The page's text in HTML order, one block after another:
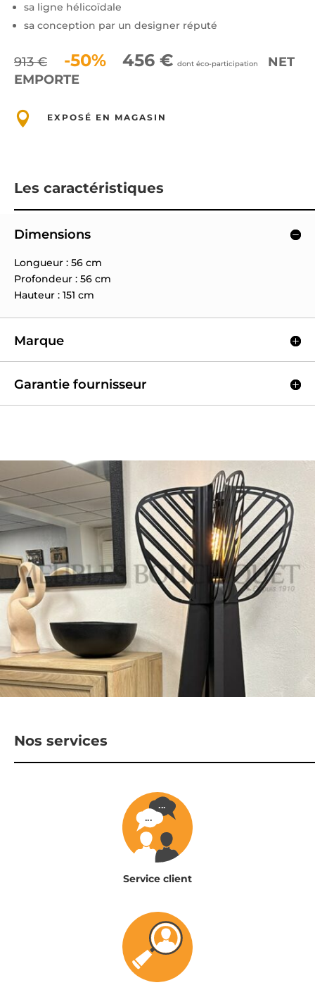
sa ligne hélicoïdale
sa conception par un designer réputé
913 € -50% 456 € dont éco-participation
NET
EMPORTE
 EXPOSÉ EN MAGASIN
Les caractéristiques
Dimensions
Longueur : 56 cm
Profondeur : 56 cm
Hauteur : 151 cm
Marque
Garantie fournisseur
Nos services
Service client